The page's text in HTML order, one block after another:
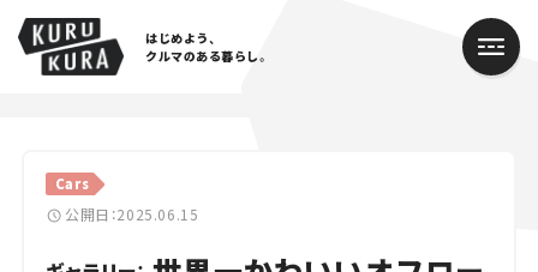
はじめよう、
クルマのある暮らし。
Cars
公開日：2025.06.15
Cars